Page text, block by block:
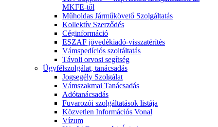
MKFE-től
Műholdas Járműkövető Szolgáltatás
Kollektív Szerződés
Céginformáció
ESZAF jövedékiadó-visszatérítés
Vámspedíciós szoltáltatás
Távoli orvosi segítség
Ügyfélszolgálat, tanácsadás
Jogsegély Szolgálat
Vámszakmai Tanácsadás
Adótanácsadás
Fuvarozói szolgáltatások listája
Közvetlen Információs Vonal
Vízum